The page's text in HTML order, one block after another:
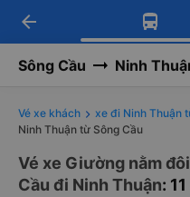
Tải app
Nhận ưu đãi
Tải app
-30k/ghế khi
arrow_back
Sông Cầu Ninh
Vé xe khách xe đi Ninh Thuận
Ninh Thuận từ Sông Cầu
Vé xe Giường nằm
Cầu đi Ninh Thuận: